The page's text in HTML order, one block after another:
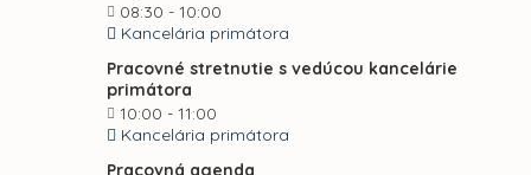
08:30 - 10:00
Kancelária primátora
Pracovné stretnutie s vedúcou kancelárie
primátora
10:00 - 11:00
Kancelária primátora
Pracovná agenda